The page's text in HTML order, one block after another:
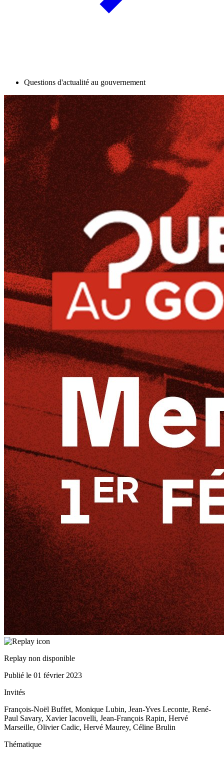
Questions d'actualité au gouvernement
Replay non disponible
Publié le 01 février 2023
Invités
François-Noël Buffet, Monique Lubin, Jean-Yves Leconte, René-
Paul Savary, Xavier Iacovelli, Jean-François Rapin, Hervé
Marseille, Olivier Cadic, Hervé Maurey, Céline Brulin
Thématique